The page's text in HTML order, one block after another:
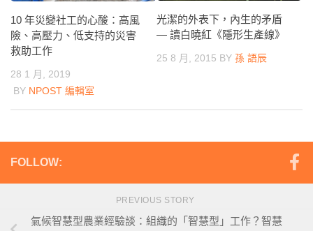
10 年災變社工的心酸：高風
險、高壓力、低支持的災害
救助工作
28 1 月, 2019
BY NPOST 編輯室
光潔的外表下，內生的矛盾
— 讀白曉紅《隱形生產線》
25 8 月, 2015 BY 孫 語辰
FOLLOW:
PREVIOUS STORY
氣候智慧型農業經驗談：組織的「智慧型」工作？智慧